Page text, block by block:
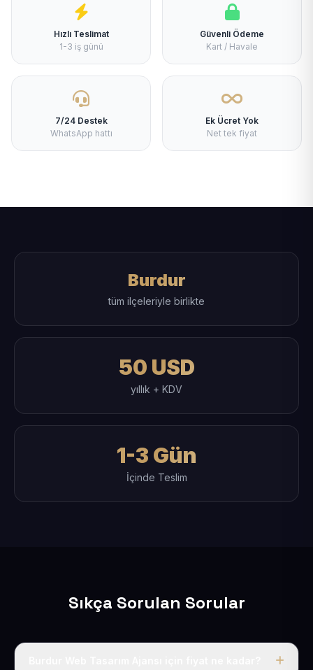
Hızlı Teslimat
1-3 iş günü
Güvenli Ödeme
Kart / Havale
7/24 Destek
WhatsApp hattı
Ek Ücret Yok
Net tek fiyat
Burdur
tüm ilçeleriyle birlikte
50 USD
yıllık + KDV
1-3 Gün
İçinde Teslim
Sıkça Sorulan Sorular